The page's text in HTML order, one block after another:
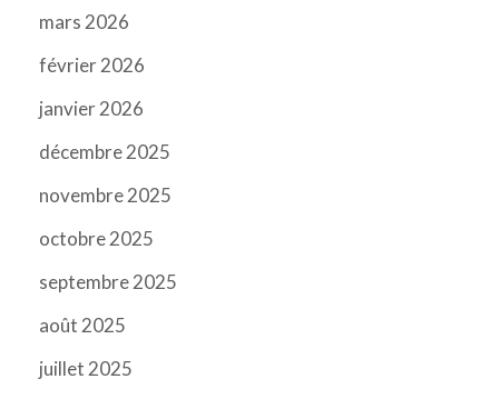
mars 2026
février 2026
janvier 2026
décembre 2025
novembre 2025
octobre 2025
septembre 2025
août 2025
juillet 2025